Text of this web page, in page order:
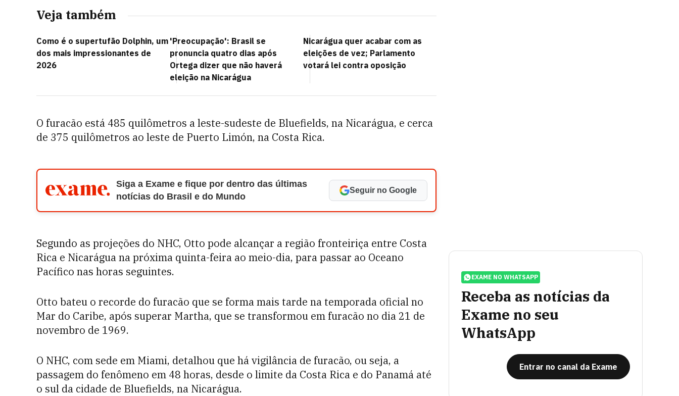
Veja também
Como é o supertufão Dolphin, um
dos mais impressionantes de
2026
'Preocupação': Brasil se
pronuncia quatro dias após
Ortega dizer que não haverá
eleição na Nicarágua
Nicarágua quer acabar com as
eleições de vez; Parlamento
votará lei contra oposição
O furacão está 485 quilômetros a leste-sudeste de Bluefields, na Nicarágua, e cerca
de 375 quilômetros ao leste de Puerto Limón, na Costa Rica.
Siga a Exame e fique por dentro das últimas
notícias do Brasil e do Mundo
Seguir no Google
Segundo as projeções do NHC, Otto pode alcançar a região fronteiriça entre Costa
Rica e Nicarágua na próxima quinta-feira ao meio-dia, para passar ao Oceano
Pacífico nas horas seguintes.
Otto bateu o recorde do furacão que se forma mais tarde na temporada oficial no
Mar do Caribe, após superar Martha, que se transformou em furacão no dia 21 de
novembro de 1969.
O NHC, com sede em Miami, detalhou que há vigilância de furacão, ou seja, a
passagem do fenômeno em 48 horas, desde o limite da Costa Rica e do Panamá até
o sul da cidade de Bluefields, na Nicarágua.
EXAME NO WHATSAPP
Receba as notícias da
Exame no seu
WhatsApp
Entrar no canal da Exame